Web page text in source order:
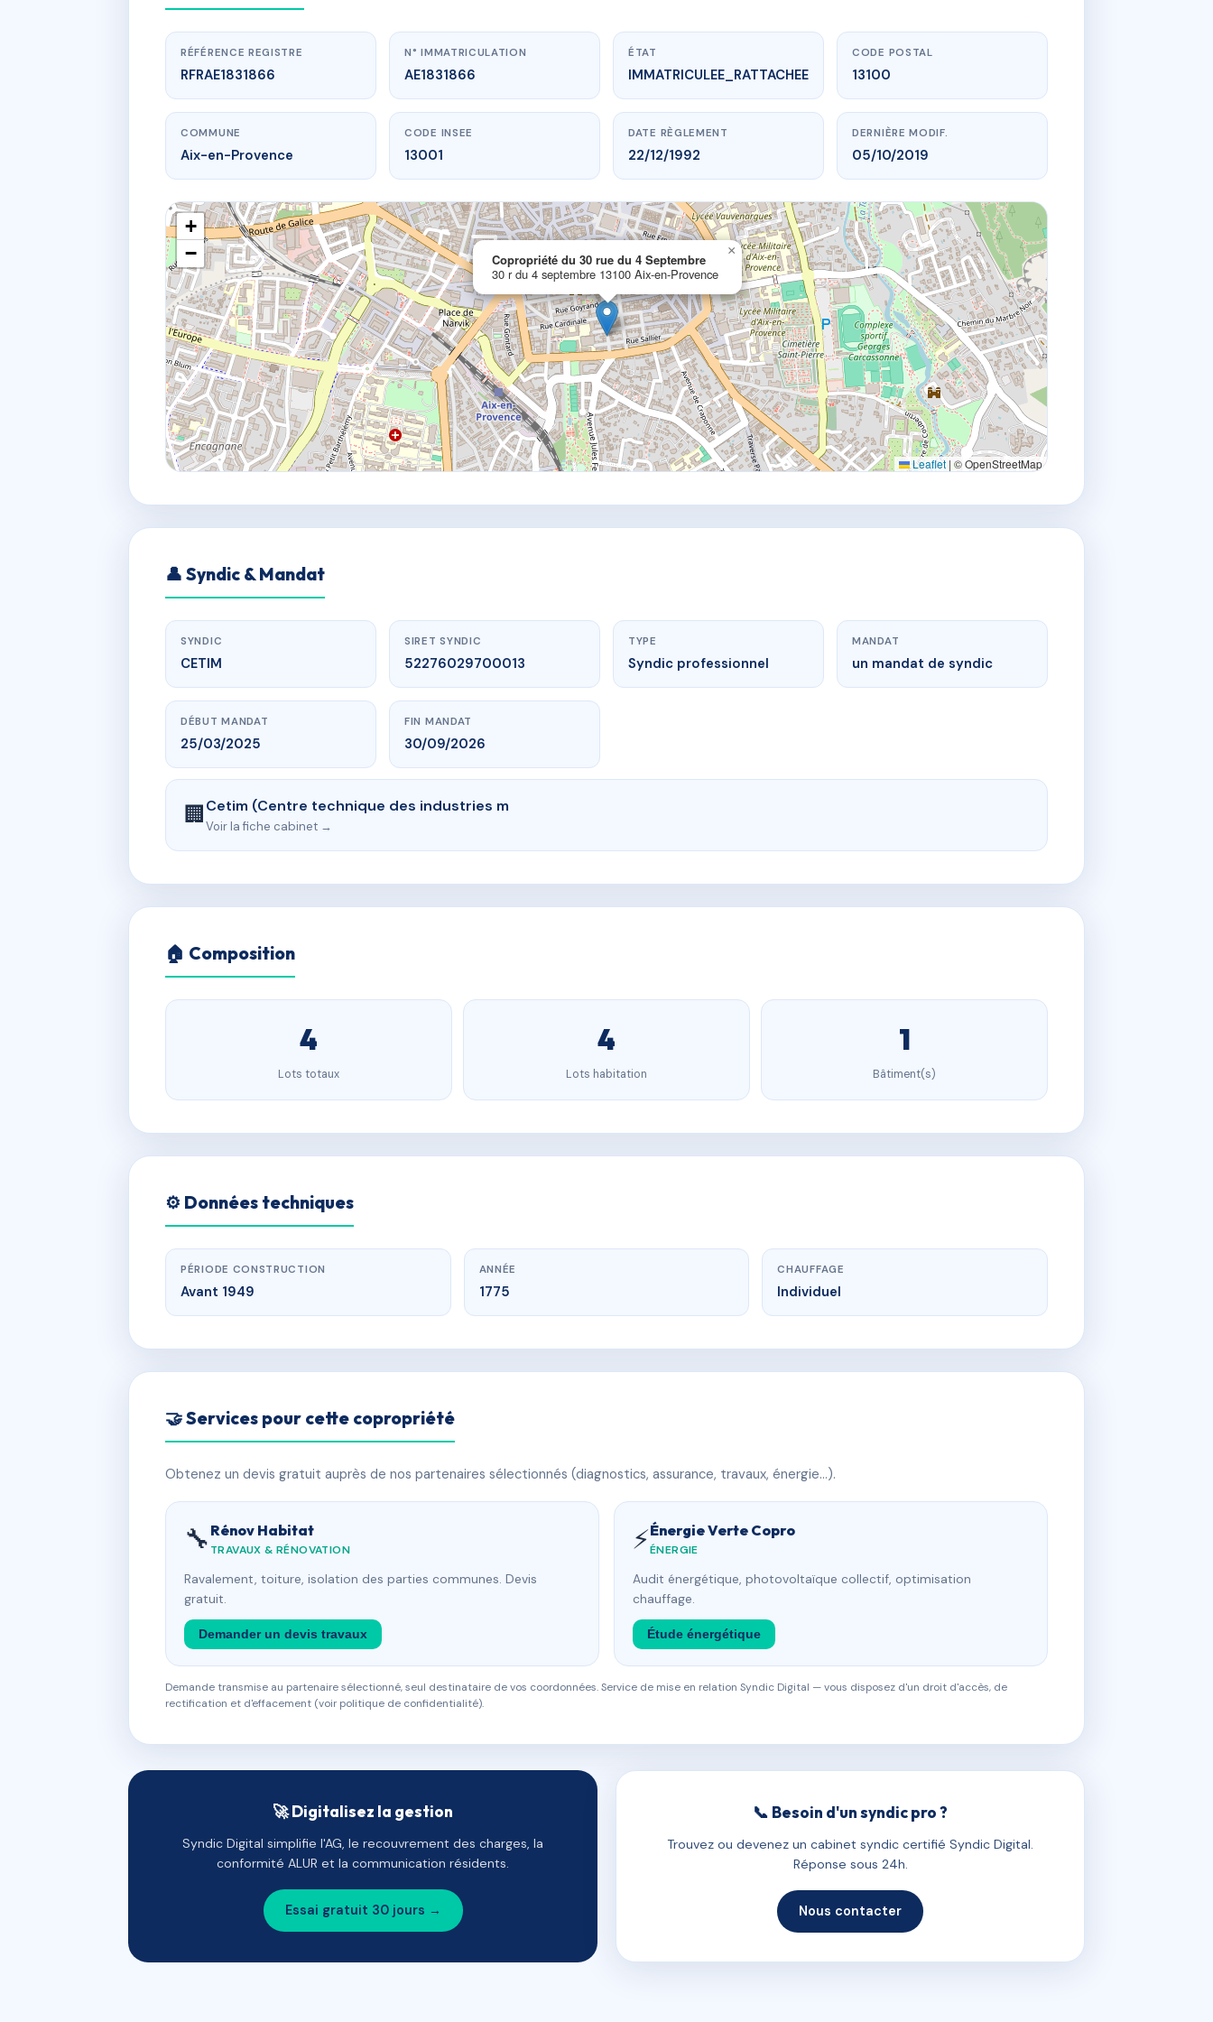
www.vme.plus/AE1831866
Copropriété du 30 rue du 4 Septembre
30 r du 4 septembre13100 Aix-en-Provence
RÉFÉRENCE REGISTRE
RFRAE1831866
N° IMMATRICULATION
AE1831866
ÉTAT
IMMATRICULEE_RATTACHEE
CODE POSTAL
13100
COMMUNE
Aix-en-Provence
CODE INSEE
13001
DATE RÈGLEMENT
22/12/1992
DERNIÈRE MODIF.
05/10/2019
Copropriété du 30 rue du 4 Septembre
30 r du 4 septembre 13100 Aix-en-Provence
×
+
−
Leaflet | © OpenStreetMap
👤 Syndic & Mandat
SYNDIC
CETIM
SIRET SYNDIC
52276029700013
TYPE
Syndic professionnel
MANDAT
un mandat de syndic
DÉBUT MANDAT
25/03/2025
FIN MANDAT
30/09/2026
🏢Cetim (Centre technique des industries m
Voir la fiche cabinet →
🏠 Composition
4
Lots totaux
4
Lots habitation
1
Bâtiment(s)
⚙️ Données techniques
PÉRIODE CONSTRUCTION
Avant 1949
ANNÉE
1775
CHAUFFAGE
Individuel
🤝 Services pour cette copropriété
Obtenez un devis gratuit auprès de nos partenaires sélectionnés (diagnostics, assurance, travaux, énergie…).
🔧 Rénov Habitat
TRAVAUX & RÉNOVATION
Ravalement, toiture, isolation des parties communes. Devis
gratuit.
Demander un devis travaux
⚡Énergie Verte Copro
ÉNERGIE
Audit énergétique, photovoltaïque collectif, optimisation
chauffage.
Étude énergétique
Demande transmise au partenaire sélectionné, seul destinataire de vos coordonnées. Service de mise en relation Syndic Digital — vous disposez d'un droit d'accès, de
rectification et d'effacement (voir politique de confidentialité).
🚀 Digitalisez la gestion
Syndic Digital simplifie l'AG, le recouvrement des charges, la
conformité ALUR et la communication résidents.
Essai gratuit 30 jours →
📞 Besoin d'un syndic pro ?
Trouvez ou devenez un cabinet syndic certifié Syndic Digital.
Réponse sous 24h.
Nous contacter